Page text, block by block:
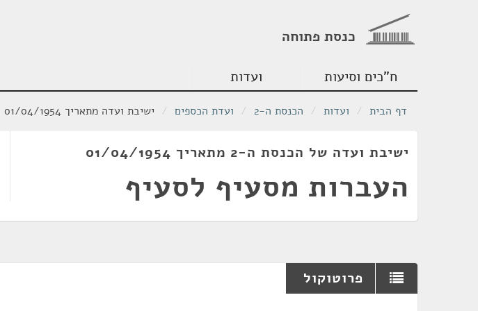
כנסת פתוחה
ח"כים וסיעות ועדות
דף הבית / ועדות / הכנסת ה-2 / ועדת הכספים / ישיבת ועדה מתאריך 01/04/1954
ישיבת ועדה של הכנסת ה-2 מתאריך 01/04/1954
העברות מסעיף לסעיף
פרוטוקול